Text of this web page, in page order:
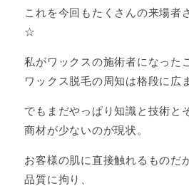
これを今回もたくさんの来場者
☆
私がワックスの施術者になった
ワックス脱毛の周知は格段に広
でもまだやっぱり知識と技術と
商材が少ないのが現状。
お客様の肌に直接触れるものだ
品質に拘り、